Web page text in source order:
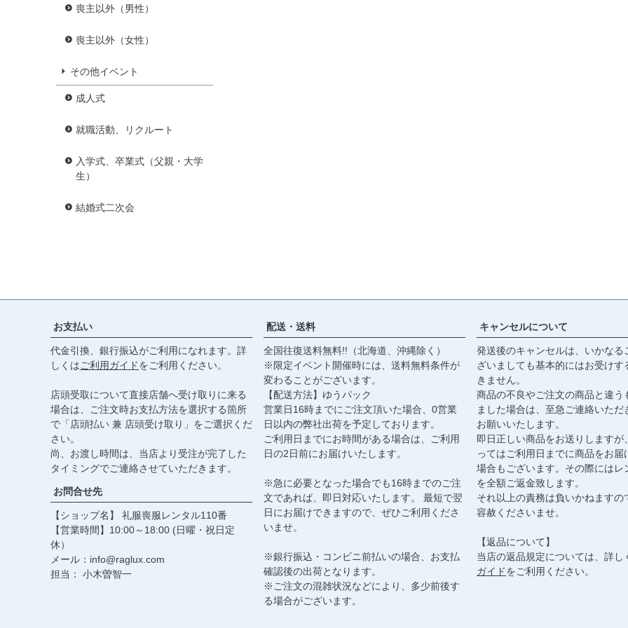
喪主以外（男性）
喪主以外（女性）
その他イベント
成人式
就職活動、リクルート
入学式、卒業式（父親・大学
生）
結婚式二次会
お支払い
代金引換、銀行振込がご利用になれます。詳
しくはご利用ガイドをご利用ください。
店頭受取について直接店舗へ受け取りに来る
場合は、ご注文時お支払方法を選択する箇所
で「店頭払い 兼 店頭受け取り」をご選択くだ
さい。
尚、お渡し時間は、当店より受注が完了した
タイミングでご連絡させていただきます。
お問合せ先
【ショップ名】 礼服喪服レンタル110番
【営業時間】10:00～18:00 (日曜・祝日定
休）
メール：info@raglux.com
担当： 小木曽智一
配送・送料
全国往復送料無料!!（北海道、沖縄除く）
※限定イベント開催時には、送料無料条件が
変わることがございます。
【配送方法】ゆうパック
営業日16時までにご注文頂いた場合、0営業
日以内の弊社出荷を予定しております。
ご利用日までにお時間がある場合は、ご利用
日の2日前にお届けいたします。
※急に必要となった場合でも16時までのご注
文であれば、即日対応いたします。 最短で翌
日にお届けできますので、ぜひご利用くださ
いませ。
※銀行振込・コンビニ前払いの場合、お支払
確認後の出荷となります。
※ご注文の混雑状況などにより、多少前後す
る場合がございます。
キャンセルについて
発送後のキャンセルは、いかなる
ざいましても基本的にはお受けす
きません。
商品の不良やご注文の商品と違う
ました場合は、至急ご連絡いただ
お願いいたします。
即日正しい商品をお送りしますが
ってはご利用日までに商品をお届
場合もございます。その際にはレ
を全額ご返金致します。
それ以上の責務は負いかねますの
容赦くださいませ。
【返品について】
当店の返品規定については、詳し
ガイドをご利用ください。